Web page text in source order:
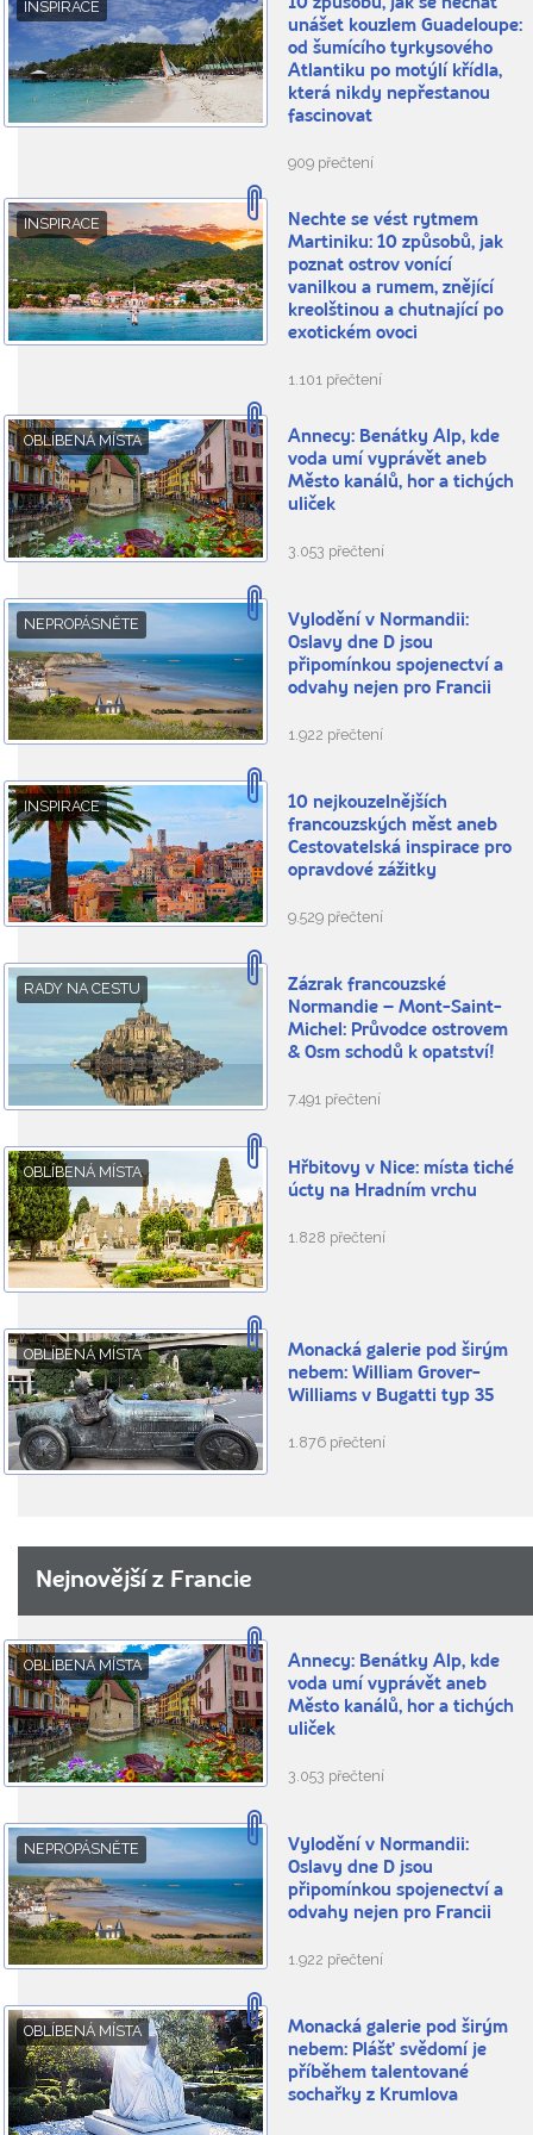
INSPIRACE
10 způsobů, jak se nechat
unášet kouzlem Guadeloupe:
od šumícího tyrkysového
Atlantiku po motýlí křídla,
která nikdy nepřestanou
fascinovat
909 přečtení
INSPIRACE
Nechte se vést rytmem
Martiniku: 10 způsobů, jak
poznat ostrov vonící
vanilkou a rumem, znějící
kreolštinou a chutnající po
exotickém ovoci
1.101 přečtení
OBLÍBENÁ MÍSTA
Annecy: Benátky Alp, kde
voda umí vyprávět aneb
Město kanálů, hor a tichých
uliček
3.053 přečtení
NEPROPÁSNĚTE
Vylodění v Normandii:
Oslavy dne D jsou
připomínkou spojenectví a
odvahy nejen pro Francii
1.922 přečtení
INSPIRACE
10 nejkouzelnějších
francouzských měst aneb
Cestovatelská inspirace pro
opravdové zážitky
9.529 přečtení
RADY NA CESTU
Zázrak francouzské
Normandie – Mont-Saint-
Michel: Průvodce ostrovem
& Osm schodů k opatství!
7.491 přečtení
OBLÍBENÁ MÍSTA
Hřbitovy v Nice: místa tiché
úcty na Hradním vrchu
1.828 přečtení
OBLÍBENÁ MÍSTA
Monacká galerie pod širým
nebem: William Grover-
Williams v Bugatti typ 35
1.876 přečtení
Nejnovější z Francie
OBLÍBENÁ MÍSTA
Annecy: Benátky Alp, kde
voda umí vyprávět aneb
Město kanálů, hor a tichých
uliček
3.053 přečtení
NEPROPÁSNĚTE
Vylodění v Normandii:
Oslavy dne D jsou
připomínkou spojenectví a
odvahy nejen pro Francii
1.922 přečtení
OBLÍBENÁ MÍSTA
Monacká galerie pod širým
nebem: Plášť svědomí je
příběhem talentované
sochařky z Krumlova